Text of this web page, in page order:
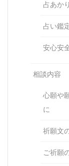
占あか
占い鑑
安心安
相談内容
心願や
に
祈願文
ご祈願